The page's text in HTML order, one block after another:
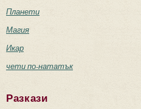
Планети
Магия
Икар
чети по-нататък
Разкази